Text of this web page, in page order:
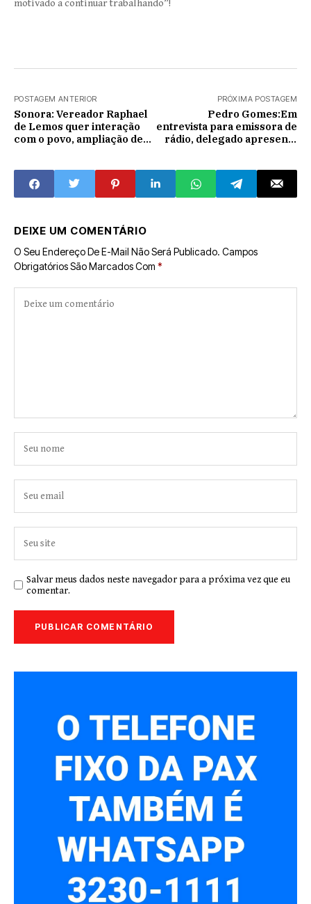
motivado a continuar trabalhando”!
POSTAGEM ANTERIOR
Sonora: Vereador Raphael
de Lemos quer interação
com o povo, ampliação de
PRÓXIMA POSTAGEM
Pedro Gomes:Em
entrevista para emissora de
rádio, delegado apresenta
DEIXE UM COMENTÁRIO
O Seu Endereço De E-Mail Não Será Publicado. Campos
Obrigatórios São Marcados Com *
Salvar meus dados neste navegador para a próxima vez que eu
comentar.